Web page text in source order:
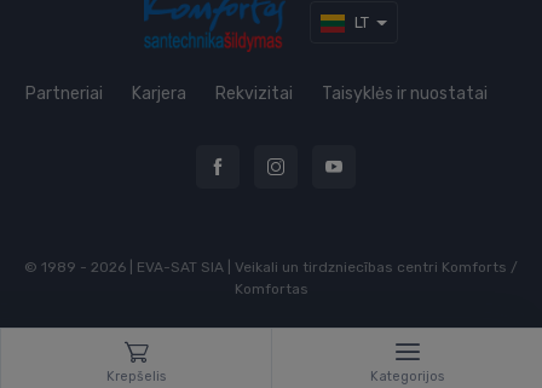
LT
Partneriai Karjera Rekvizitai Taisyklės ir nuostatai
© 1989 - 2026 | EVA-SAT SIA | Veikali un tirdzniecības centri Komforts /
Komfortas
Krepšelis Kategorijos